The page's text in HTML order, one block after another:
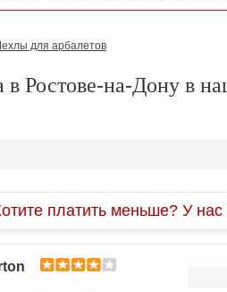
для арбалетов
в Ростове-на-Дону в
платить меньше? У нас